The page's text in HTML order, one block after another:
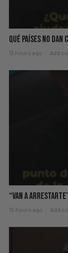
Qué Países No
13 hours ago Add
“Van A
15 hours ago Add